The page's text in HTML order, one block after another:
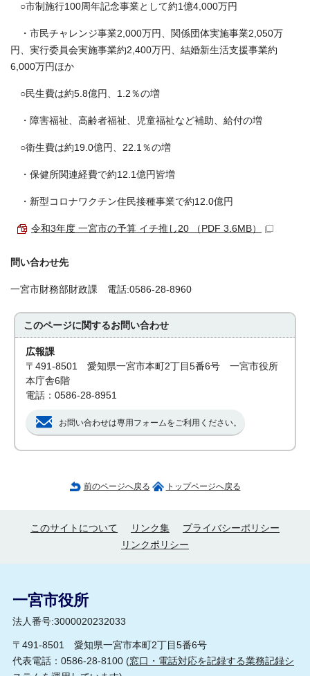
○市制施行100周年記念事業として約1億4,000万円
・市民チャレンジ事業2,000万円、関係団体実施事業2,050万
円、実行委員会実施事業約2,400万円、結婚新生活支援事業約
6,000万円ほか
○民生費は約5.8億円、1.2％の増
・障害福祉、高齢者福祉、児童福祉など補助、給付の増
○衛生費は約19.0億円、22.1％の増
・保健所関連経費で約12.1億円皆増
・新型コロナワクチン住民接種事業で約12.0億円
令和3年度 一宮市の予算 イチ推し20 （PDF 3.6MB）
問い合わせ先
一宮市財務部財政課 電話:0586-28-8960
このページに関するお問い合わせ
広報課
〒491-8501 愛知県一宮市本町2丁目5番6号 一宮市役所
本庁舎6階
電話：0586-28-8951
お問い合わせは専用フォームをご利用ください。
前のページへ戻る トップページへ戻る
このサイトについて リンク集
プライバシーポリシー
リンクポリシー
一宮市役所
法人番号:3000020232033
〒491-8501 愛知県一宮市本町2丁目5番6号
代表電話：0586-28-8100 (窓口・電話対応を記録する業務記録シ